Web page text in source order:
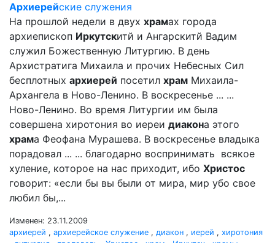
Архиерейские служения
На прошлой недели в двух храмах города
архиепископ Иркутскитй и Ангарскитй Вадим
служил Божественную Литургию. В день
Архистратига Михаила и прочих Небесных Сил
бесплотных архиерей посетил храм Михаила-
Архангела в Ново-Ленино. В воскресенье ... ...
Ново-Ленино. Во время Литургии им была
совершена хиротония во иереи диакона этого
храма Феофана Мурашева. В воскресенье владыка
порадовал ... ... благодарно воспринимать всякое
хуление, которое на нас приходит, ибо Христос
говорит: «если бы вы были от мира, мир убо свое
любил бы,...
Изменен: 23.11.2009
архиерей , архиерейское служение , диакон , иерей , хиротония